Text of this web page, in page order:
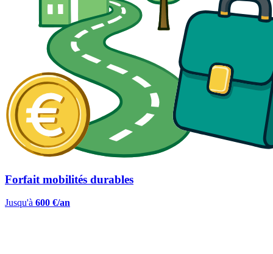
Forfait mobilités durables
Jusqu'à 600 €/an